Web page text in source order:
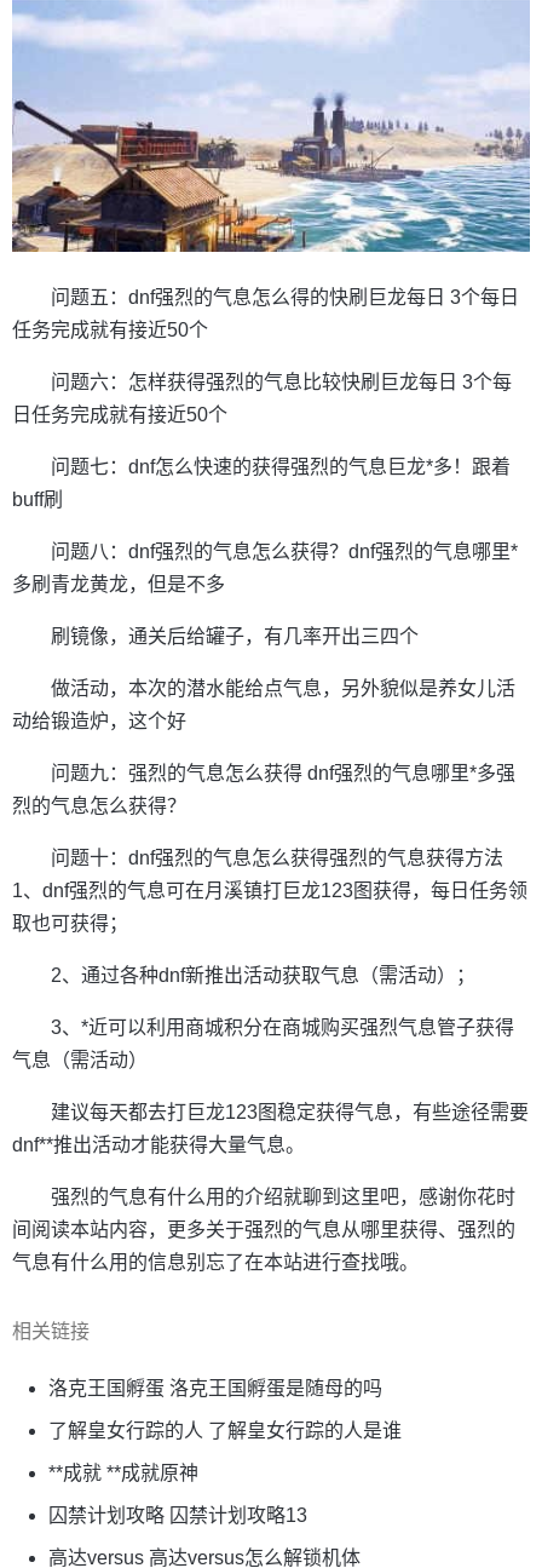
问题五：dnf强烈的气息怎么得的快刷巨龙每日 3个每日
任务完成就有接近50个
问题六：怎样获得强烈的气息比较快刷巨龙每日 3个每
日任务完成就有接近50个
问题七：dnf怎么快速的获得强烈的气息巨龙*多！跟着
buff刷
问题八：dnf强烈的气息怎么获得？dnf强烈的气息哪里*
多刷青龙黄龙，但是不多
刷镜像，通关后给罐子，有几率开出三四个
做活动，本次的潜水能给点气息，另外貌似是养女儿活
动给锻造炉，这个好
问题九：强烈的气息怎么获得 dnf强烈的气息哪里*多强
烈的气息怎么获得？
问题十：dnf强烈的气息怎么获得强烈的气息获得方法
1、dnf强烈的气息可在月溪镇打巨龙123图获得，每日任务领
取也可获得；
2、通过各种dnf新推出活动获取气息（需活动）；
3、*近可以利用商城积分在商城购买强烈气息管子获得
气息（需活动）
建议每天都去打巨龙123图稳定获得气息，有些途径需要
dnf**推出活动才能获得大量气息。
强烈的气息有什么用的介绍就聊到这里吧，感谢你花时
间阅读本站内容，更多关于强烈的气息从哪里获得、强烈的
气息有什么用的信息别忘了在本站进行查找哦。
相关链接
洛克王国孵蛋 洛克王国孵蛋是随母的吗
了解皇女行踪的人 了解皇女行踪的人是谁
**成就 **成就原神
囚禁计划攻略 囚禁计划攻略13
高达versus 高达versus怎么解锁机体